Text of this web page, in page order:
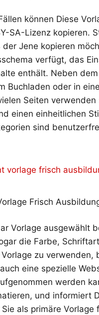
können Diese
SA-Lizenz kopieren.
der Jene kopieren
verfügt, das
enthält. Neben
Buchladen oder in
Seiten
einen einheitlichen
sind
Frisch
Vorlage ausgewählt
die Farbe,
zu
eine spezielle
werden
und informiert
als primäre